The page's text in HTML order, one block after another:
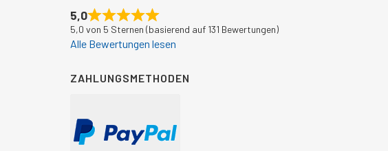
5,0
5,0 von 5 Sternen (basierend auf 131 Bewertungen)
Alle Bewertungen lesen
ZAHLUNGSMETHODEN